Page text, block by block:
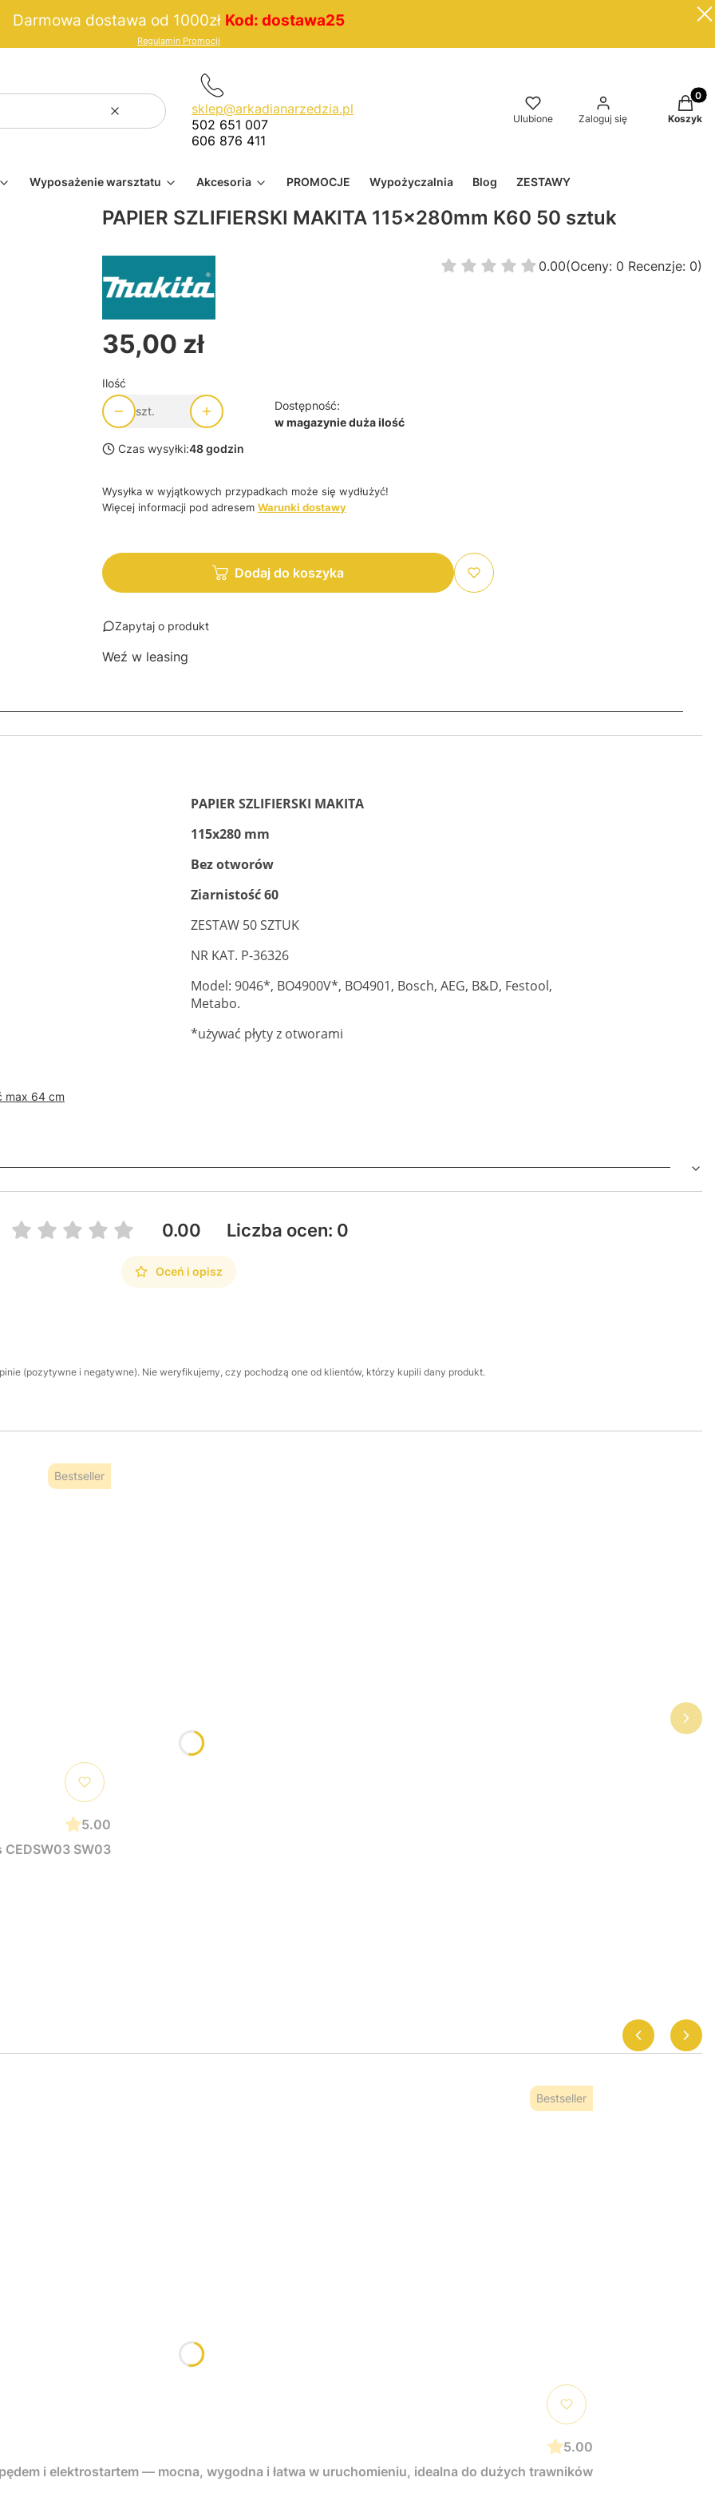
Darmowa dostawa od 1000zł Kod: dostawa25
Regulamin Promocji
WyczyśćSzukaj
sklep@arkadianarzedzia.pl
502 651 007
606 876 411
Ulubione Zaloguj się Koszyk
Wyposażenie warsztatu Akcesoria PROMOCJE Wypożyczalnia Blog ZESTAWY
PAPIER SZLIFIERSKI MAKITA 115x280mm K60 50 sztuk
0.00(Oceny: 0 Recenzje: 0)
Cena
35,00 zł
Ilość
szt.
Dostępność:
w magazynie duża ilość
Czas wysyłki:48 godzin
Wysyłka w wyjątkowych przypadkach może się wydłużyć!
Więcej informacji pod adresem Warunki dostawy
Dodaj do koszyka
Zapytaj o produkt
Weź w leasing
PAPIER SZLIFIERSKI MAKITA
115x280 mm
Bez otworów
Ziarnistość 60
ZESTAW 50 SZTUK
NR KAT. P-36326
Model: 9046*, BO4900V*, BO4901, Bosch, AEG, B&D, Festool,
Metabo.
*używać płyty z otworami
max 64 cm
0.00 Liczba ocen: 0
Oceń i opisz
(pozytywne i negatywne). Nie weryfikujemy, czy pochodzą one od klientów, którzy kupili dany produkt.
Bestseller
5.00
CEDSW03 SW03
Bestseller
5.00
i elektrostartem — mocna, wygodna i łatwa w uruchomieniu, idealna do dużych trawników